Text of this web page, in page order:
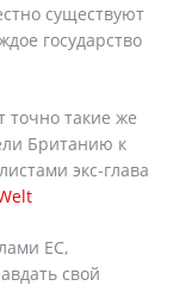
существуют
государство
точно такие же
Британию к
экс-глава
ЕС,
свой